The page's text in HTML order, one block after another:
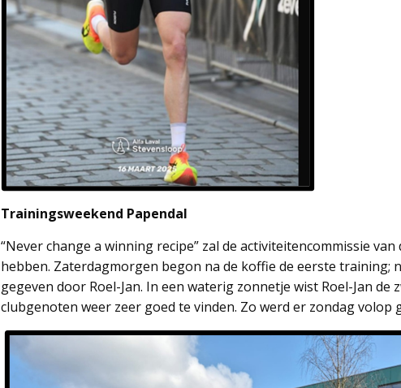
Trainingsweekend Papendal
“Never change a winning recipe” zal de activiteitencommissie
hebben. Zaterdagmorgen begon na de koffie de eerste training;
gegeven door Roel-Jan. In een waterig zonnetje wist Roel-Jan de
clubgenoten weer zeer goed te vinden. Zo werd er zondag volop